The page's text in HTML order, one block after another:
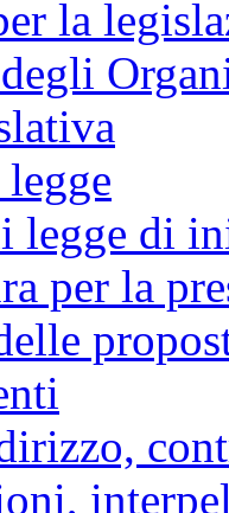
la
legge di
per la